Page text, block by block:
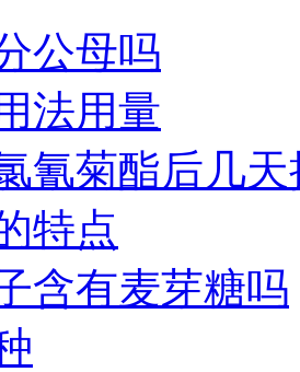
公母吗
法用量
氰菊酯后几天
特点
含有麦芽糖吗